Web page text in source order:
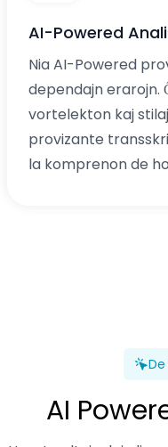
AI-Powered
Nia AI-Powered
dependajn erarojn.
vortelekton kaj
provizante
la komprenon de
AI